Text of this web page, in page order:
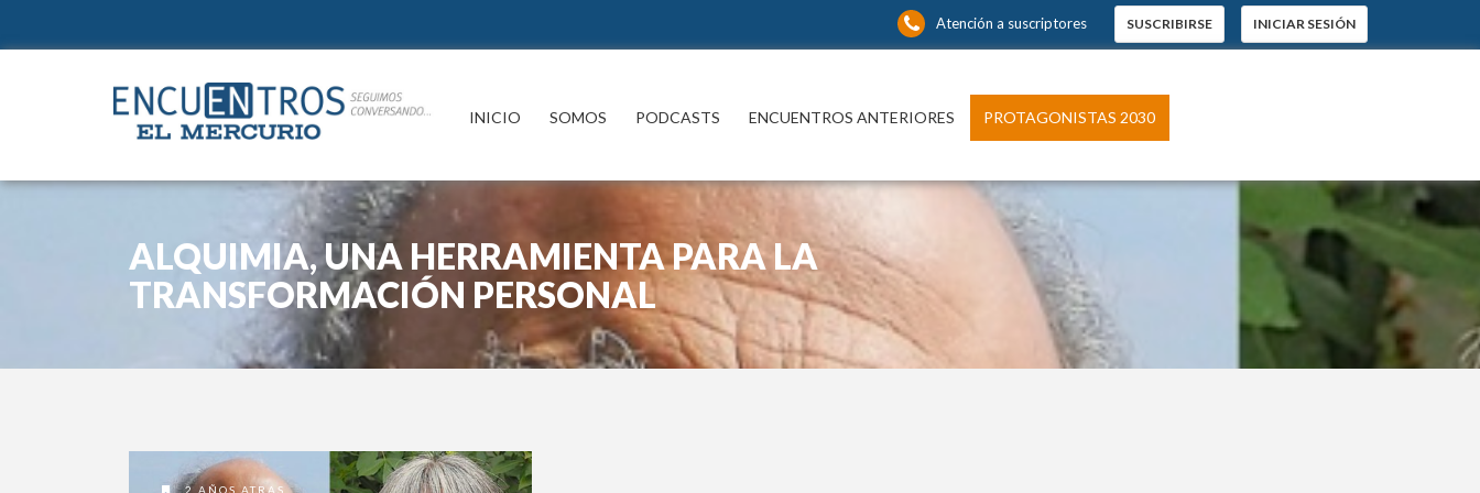
SUSCRIBIRSE INICIAR SESIÓN
Atención a suscriptores
INICIO SOMOS PODCASTS ENCUENTROS ANTERIORES PROTAGONISTAS 2030
ALQUIMIA, UNA HERRAMIENTA PARA LA
TRANSFORMACIÓN PERSONAL
2 AÑOS ATRAS